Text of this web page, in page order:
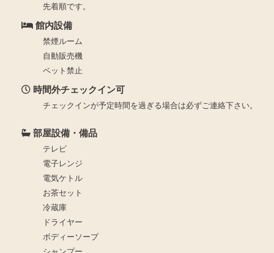
先着順です。
館内設備
禁煙ルーム
自動販売機
ペット禁止
時間外チェックイン可
チェックインが予定時間を過ぎる場合は必ずご連絡下さい。
部屋設備・備品
テレビ
電子レンジ
電気ケトル
お茶セット
冷蔵庫
ドライヤー
ボディーソープ